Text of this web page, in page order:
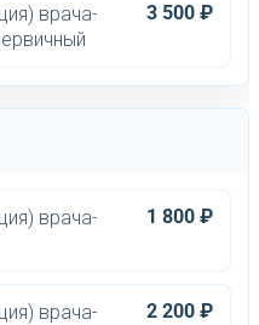
врача-
3 500 ₽
врача-
1 800 ₽
врача-
2 200 ₽